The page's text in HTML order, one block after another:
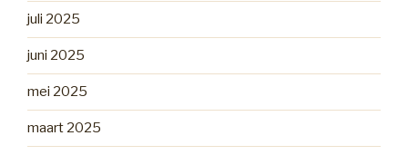
juli 2025
juni 2025
mei 2025
maart 2025